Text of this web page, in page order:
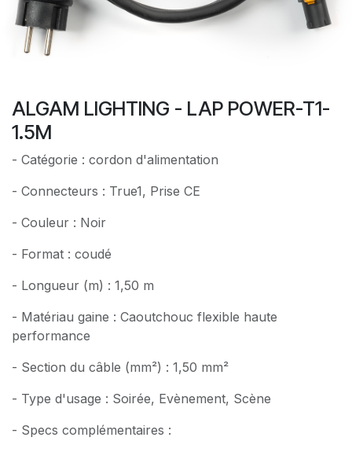
ALGAM LIGHTING - LAP POWER-T1-
1.5M
- Catégorie : cordon d'alimentation
- Connecteurs : True1, Prise CE
- Couleur : Noir
- Format : coudé
- Longueur (m) : 1,50 m
- Matériau gaine : Caoutchouc flexible haute
performance
- Section du câble (mm²) : 1,50 mm²
- Type d'usage : Soirée, Evènement, Scène
- Specs complémentaires :